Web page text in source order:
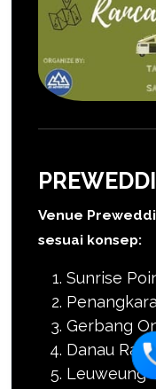
Venue
sesuai konsep:
Sunrise
Gerbang
Danau
Leuweung